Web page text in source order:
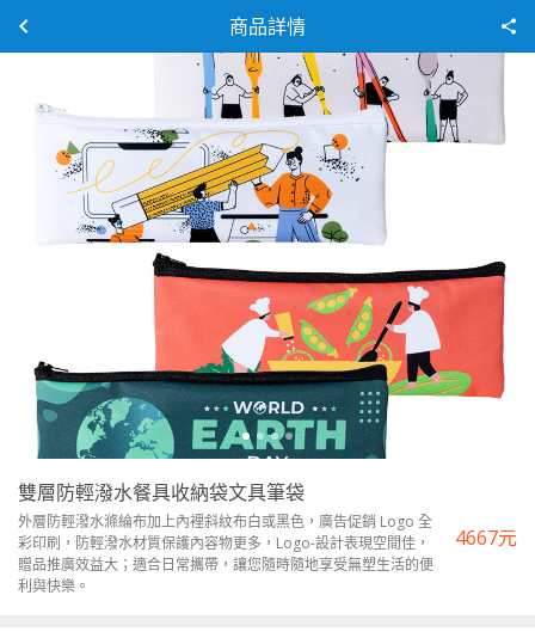
商品詳情
雙層防輕潑水餐具收納袋文具筆袋
外層防輕潑水滌綸布加上內裡斜紋布白或黑色，廣告促銷 Logo 全
彩印刷，防輕潑水材質保護內容物更多，Logo-設計表現空間佳，
贈品推廣效益大；適合日常攜帶，讓您隨時隨地享受無塑生活的便
利與快樂。
4667元